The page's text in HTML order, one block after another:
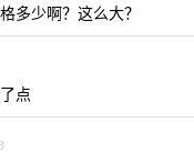
多少啊？这么大？
点